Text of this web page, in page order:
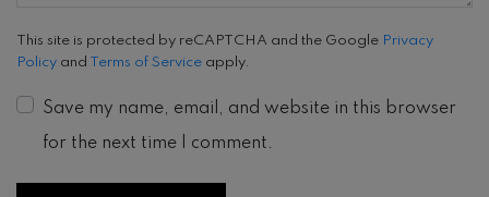
This site is protected by reCAPTCHA and the Google Privacy
Policy and Terms of Service apply.
Save my name, email, and website in this browser
for the next time I comment.